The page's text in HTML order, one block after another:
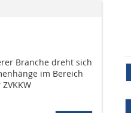
Branche dreht sich
im Bereich